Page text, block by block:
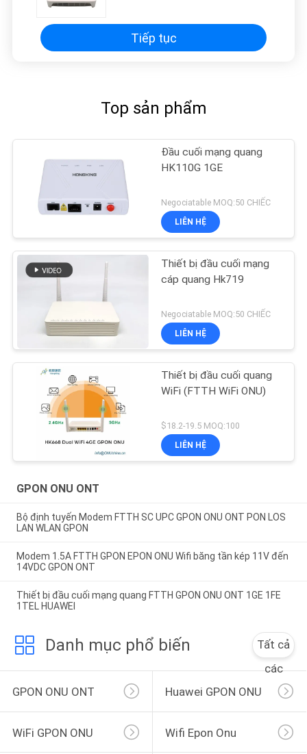
Tiếp tục
Top sản phẩm
Đầu cuối mạng quang
HK110G 1GE
Negociatable MOQ:50 CHIẾC
LIÊN HỆ
Thiết bị đầu cuối mạng
cáp quang Hk719
Negociatable MOQ:50 CHIẾC
LIÊN HỆ
Thiết bị đầu cuối quang
WiFi (FTTH WiFi ONU)
$18.2-19.5 MOQ:100
LIÊN HỆ
GPON ONU ONT
Bộ định tuyến Modem FTTH SC UPC GPON ONU ONT PON LOS
LAN WLAN GPON
Modem 1.5A FTTH GPON EPON ONU Wifi băng tần kép 11V đến
14VDC GPON ONT
Thiết bị đầu cuối mạng quang FTTH GPON ONU ONT 1GE 1FE
1TEL HUAWEI
Danh mục phổ biến
Tất cả
các
GPON ONU ONT
Huawei GPON ONU
WiFi GPON ONU Wifi Epon Onu